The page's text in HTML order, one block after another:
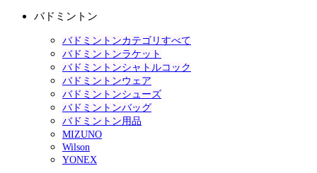
バドミントン
バドミントンカテゴリすべて
バドミントンラケット
バドミントンシャトルコック
バドミントンウェア
バドミントンシューズ
バドミントンバッグ
バドミントン用品
MIZUNO
Wilson
YONEX